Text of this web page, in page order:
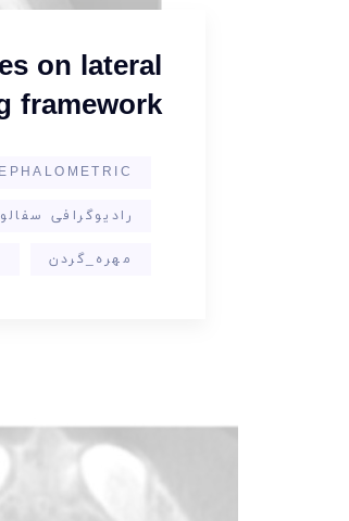
on lateral
framework
رادیوگرافی
مهره_گردن